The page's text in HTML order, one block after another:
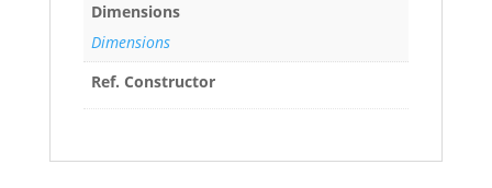
Dimensions
Dimensions
Ref. Constructor